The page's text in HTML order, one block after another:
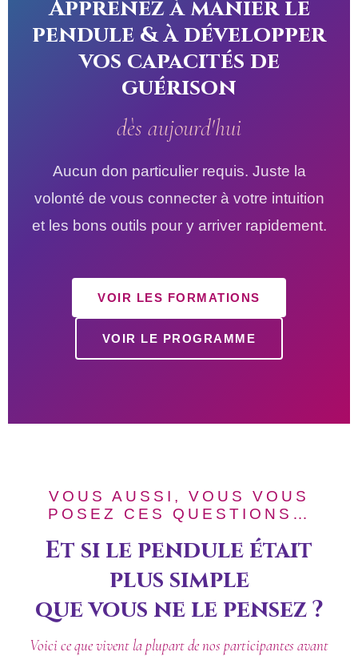
Apprenez à manier le
pendule & à développer
vos capacités de
guérison
dès aujourd'hui
Aucun don particulier requis. Juste la
volonté de vous connecter à votre intuition
et les bons outils pour y arriver rapidement.
VOIR LES FORMATIONS
VOIR LE PROGRAMME
VOUS AUSSI, VOUS VOUS
POSEZ CES QUESTIONS…
Et si le pendule était
plus simple
que vous ne le pensez ?
Voici ce que vivent la plupart de nos participantes avant